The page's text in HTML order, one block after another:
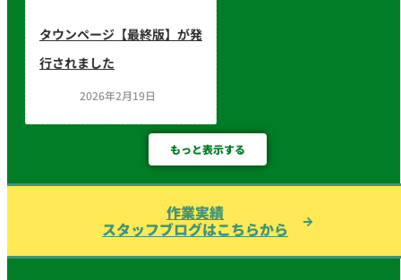
タウンページ【最終版】が発
行されました
2026年2月19日
もっと表示する
作業実績
スタッフブログはこちらから